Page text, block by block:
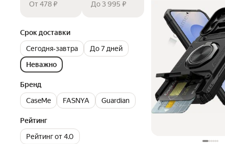
От 478 ₽ До 3 995 ₽
Срок доставки
Сегодня‐завтра
До 7 дней
Неважно
Бренд
CaseMe
FASNYA Guardian
Рейтинг
Рейтинг от 4.0